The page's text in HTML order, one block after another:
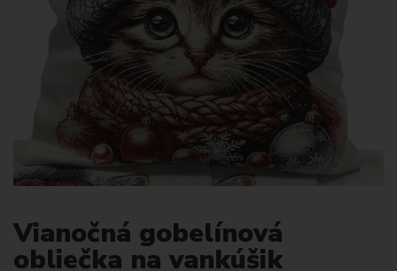
Vianočná gobelínová
obliečka na vankúšik